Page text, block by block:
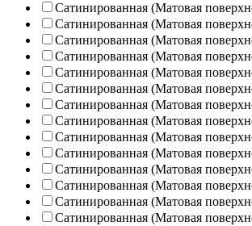
Сатинированная (Матовая
Сатинированная (Матовая
Сатинированная (Матовая
Сатинированная (Матовая
Сатинированная (Матовая
Сатинированная (Матовая
Сатинированная (Матовая
Сатинированная (Матовая
Сатинированная (Матовая
Сатинированная (Матовая
Сатинированная (Матовая
Сатинированная (Матовая
Сатинированная (Матовая
Сатинированная (Матовая